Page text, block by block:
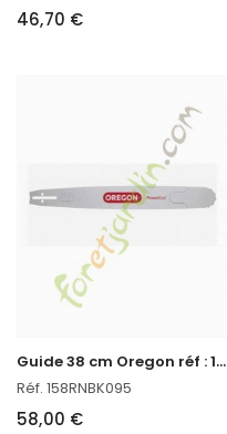
46,70 €
G
uide 38 cm Oregon réf : 158RNBK095 en stock
Réf. 158RNBK095
58,00 €